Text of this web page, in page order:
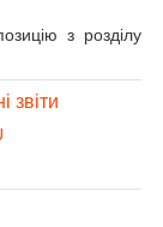
з розділу
звіти